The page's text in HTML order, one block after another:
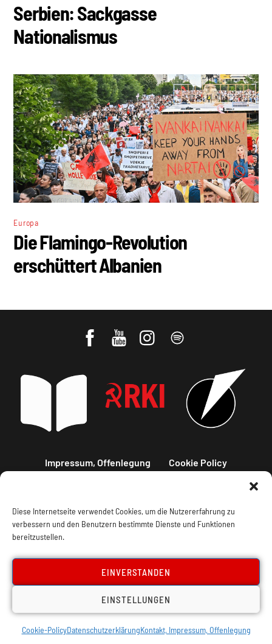
Diese Internetseite verwendet Cookies, um die Nutzererfahrung zu
verbessern und den Benutzern bestimmte Dienste und Funktionen
bereitzustellen.
EINVERSTANDEN
EINSTELLUNGEN
Cookie-PolicyDatenschutzerklärungKontakt, Impressum, Offenlegung
Serbien: Sackgasse
Nationalismus
Europa
Die Flamingo-Revolution
erschüttert Albanien
Impressum, Offenlegung Cookie Policy